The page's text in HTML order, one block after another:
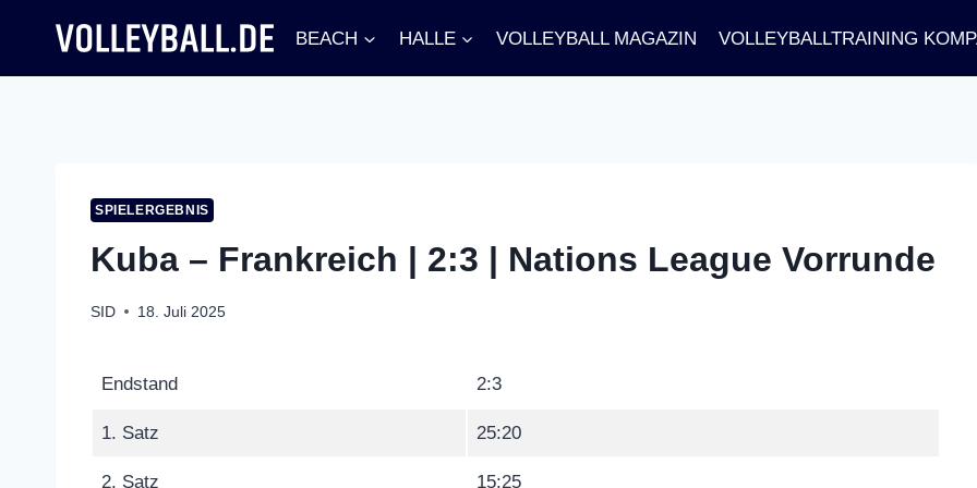
springen
BEACH HALLE VOLLEYBALL MAGAZIN VOLLEYBALLTRAINING
SPIELERGEBNIS
Kuba – Frankreich | 2:3 | Nations League Vorrunde
SID 18. Juli 2025
Endstand 2:3
1. Satz 25:20
2. Satz 15:25